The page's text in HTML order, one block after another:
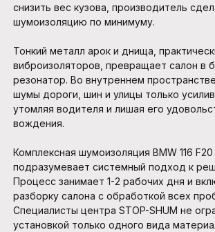
снизить вес кузова, производитель
шумоизоляцию по минимуму.
Тонкий металл арок и днища,
виброизоляторов, превращает салон в
резонатор. Во внутреннем
шумы дороги, шин и улицы только
утомляя водителя и лишая его
вождения.
Комплексная шумоизоляция BMW 116
подразумевает системный подход к
Процесс занимает 1-2 рабочих дня и
разборку салона с обработкой всех
Специалисты центра STOP-SHUM не
установкой только одного вида